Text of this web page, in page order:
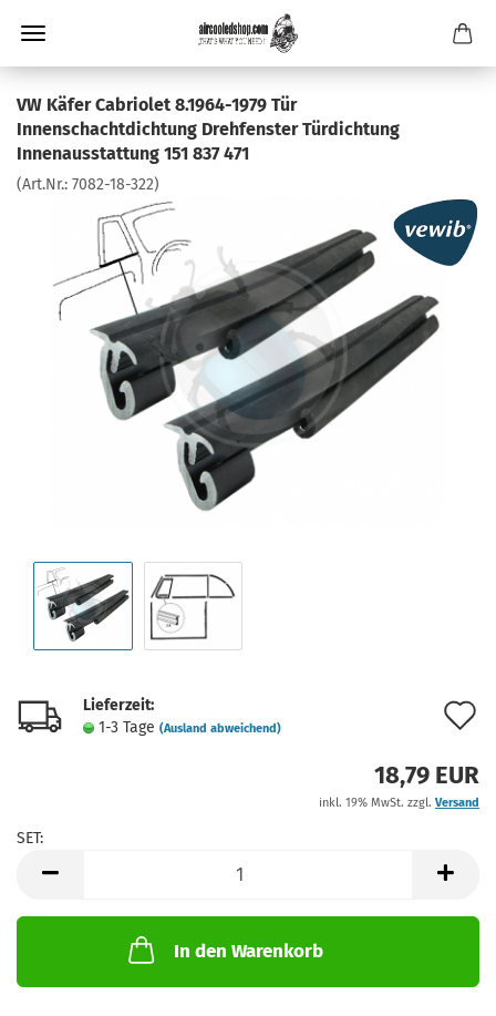
VW Käfer Cabriolet 8.1964-1979 Tür
Innenschachtdichtung Drehfenster Türdichtung
Innenausstattung 151 837 471
(Art.Nr.: 7082-18-322)
Lieferzeit:
1-3 Tage (Ausland abweichend)
18,79 EUR
inkl. 19% MwSt. zzgl. Versand
SET:
In den Warenkorb